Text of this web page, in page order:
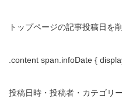
トップページの記事投稿日を
.content span.infoDate {
投稿日時・投稿者・カテゴリ